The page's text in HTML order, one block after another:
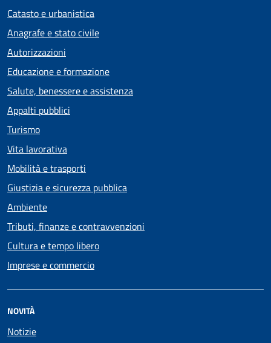
Catasto e urbanistica
Anagrafe e stato civile
Autorizzazioni
Educazione e formazione
Salute, benessere e assistenza
Appalti pubblici
Turismo
Vita lavorativa
Mobilità e trasporti
Giustizia e sicurezza pubblica
Ambiente
Tributi, finanze e contravvenzioni
Cultura e tempo libero
Imprese e commercio
NOVITÀ
Notizie